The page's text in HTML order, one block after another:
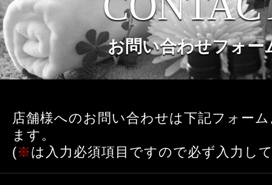
お問い合わせフォー
店舗様へのお問い合わせは下記フォー
ます。
(※ は入力必須項目ですので必ず入力し